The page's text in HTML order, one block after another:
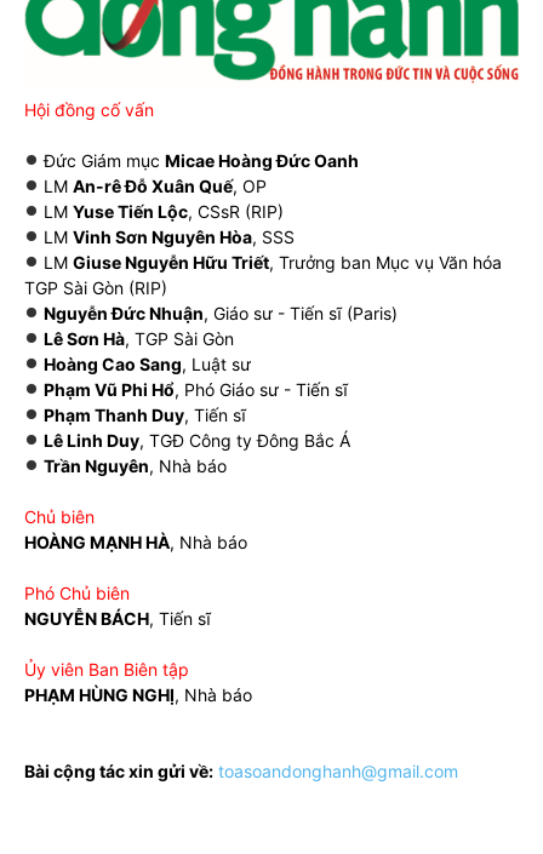
Hội đồng cố vấn
Đức Giám mục Micae Hoàng Đức Oanh
LM An-rê Đỗ Xuân Quế, OP
LM Yuse Tiến Lộc, CSsR (RIP)
LM Vinh Sơn Nguyên Hòa, SSS
LM Giuse Nguyễn Hữu Triết, Trưởng ban Mục vụ Văn hóa
TGP Sài Gòn (RIP)
Nguyễn Đức Nhuận, Giáo sư - Tiến sĩ (Paris)
Lê Sơn Hà, TGP Sài Gòn
Hoàng Cao Sang, Luật sư
Phạm Vũ Phi Hổ, Phó Giáo sư - Tiến sĩ
Phạm Thanh Duy, Tiến sĩ
Lê Linh Duy, TGĐ Công ty Đông Bắc Á
Trần Nguyên, Nhà báo
Chủ biên
HOÀNG MẠNH HÀ, Nhà báo
Phó Chủ biên
NGUYỄN BÁCH, Tiến sĩ
Ủy viên Ban Biên tập
PHẠM HÙNG NGHỊ, Nhà báo
Bài cộng tác xin gửi về: toasoandonghanh@gmail.com